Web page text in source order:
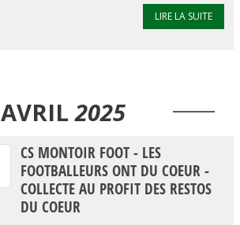
LIRE LA SUITE
AVRIL 2025
CS MONTOIR FOOT - LES
FOOTBALLEURS ONT DU COEUR -
COLLECTE AU PROFIT DES RESTOS
DU COEUR